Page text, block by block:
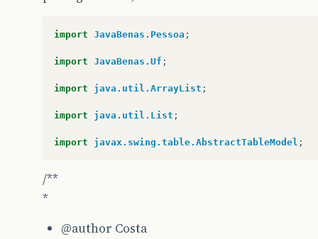
import JavaBenas.Pessoa ;
import JavaBenas.Uf ;
import java.util.ArrayList ;
import java.util.List ;
import javax.swing.table.AbstractTableModel ;
/**
*
@author Costa